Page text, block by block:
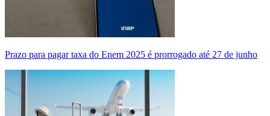
Prazo para pagar taxa do Enem 2025 é prorrogado até 27 de junho